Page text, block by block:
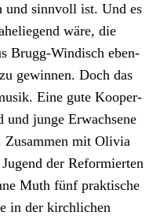
und sin­nvoll ist. Und es
wäre, die
Brugg-Windisch eben­
gewin­nen. Doch das
Eine gute Koop­er­
und junge Erwach­sene
Zusam­men mit Olivia
der Reformierten
Muth fünf prak­tis­che
in der kirch­lichen